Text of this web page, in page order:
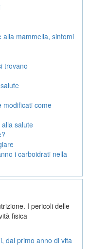
alla mammella, sintomi
trovano
modificati come
salute
i carboidrati nella
I pericoli delle
fisica
dal primo anno di vita